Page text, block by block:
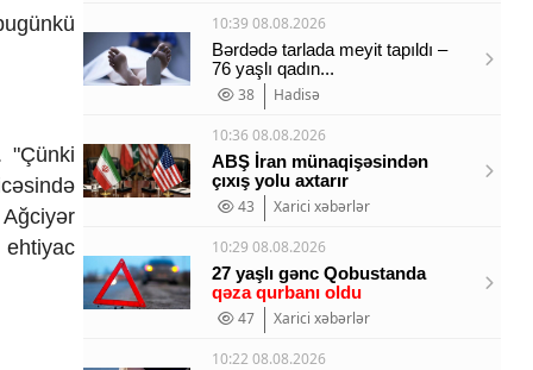
"Çünki
10:39 08.08.2026
Bərdədə tarlada meyit tapıldı –
76 yaşlı qadın...
38
Hadisə
10:36 08.08.2026
ABŞ İran münaqişəsindən
çıxış yolu axtarır
43
Xarici xəbərlər
10:29 08.08.2026
27 yaşlı gənc Qobustanda
qəza qurbanı oldu
47
Xarici xəbərlər
10:22 08.08.2026